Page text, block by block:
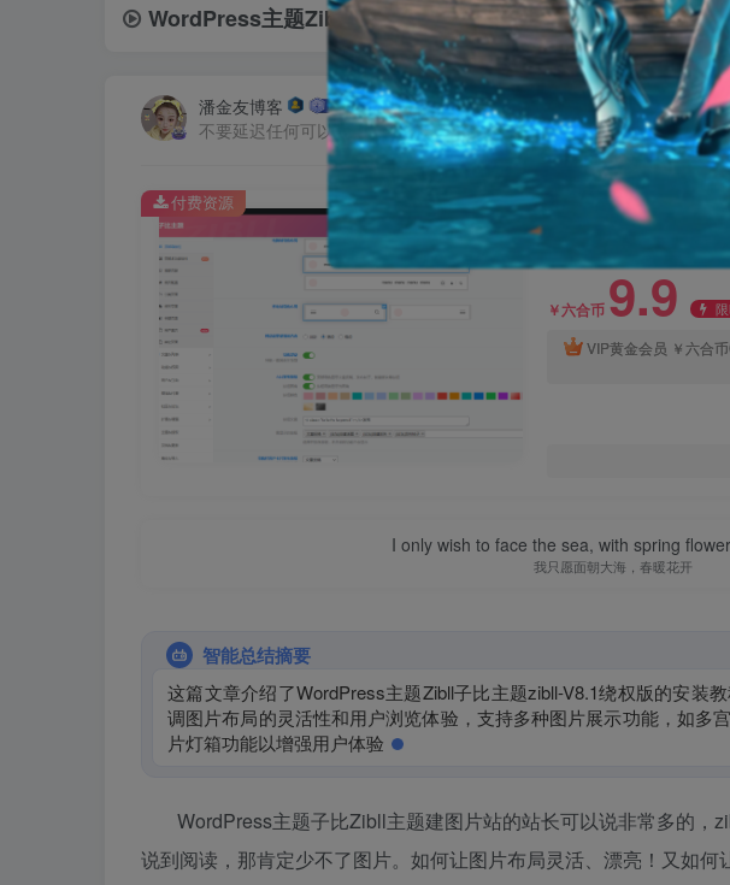
WordPress主题Zibll子比主题zibll-V8.1绕权版+安装教程
潘金友博客
不要延迟任何可以给你的生活带来欢笑与快乐的事情
WordPress主题Zibll
此内容为付费资源，请付
￥六合币9.9
VIP黄金会员 ￥六合币
付费资源
I only wish to face the sea, with spring
我只愿面朝大海，春暖花开
智能总结摘要
这篇文章介绍了WordPress主题Zibll子比主题zibll-V8.1绕权版的安装
调图片布局的灵活性和用户浏览体验，支持多种图片展示功能，如多
片灯箱功能以增强用户体验。文章详细说明了安装步骤
WordPress主题子比Zibll主题建图片站的站长可以说非常多的，
说到阅读，那肯定少不了图片。如何让图片布局灵活、漂亮！又如